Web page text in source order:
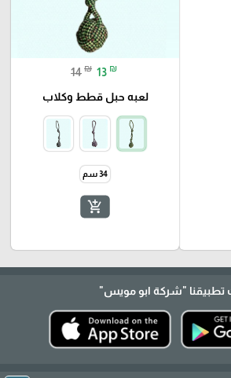
14 ₪ 13 ₪
لعبه حبل قطط وكلاب
34 سم
add_shopping_cart
تطبيقنا "شركة ابو مويس"